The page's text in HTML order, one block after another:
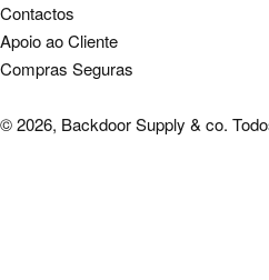
Contactos
Apoio ao Cliente
Compras Seguras
© 2026, Backdoor Supply & co.